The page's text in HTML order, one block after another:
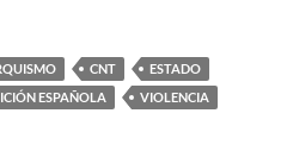
CNT
ESTADO
ESPAÑOLA VIOLENCIA